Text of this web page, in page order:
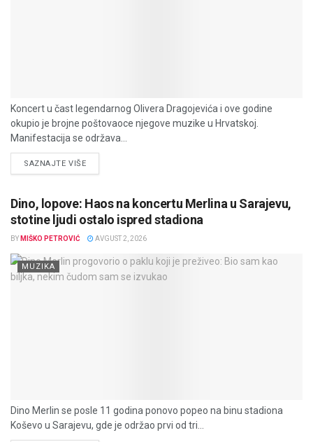
Koncert u čast legendarnog Olivera Dragojevića i ove godine
okupio je brojne poštovaoce njegove muzike u Hrvatskoj.
Manifestacija se održava...
SAZNAJTE VIŠEDETAILS
Dino, lopove: Haos na koncertu Merlina u Sarajevu,
stotine ljudi ostalo ispred stadiona
BY MIŠKO PETROVIĆ AVGUST 2, 2026
MUZIKA
Dino Merlin se posle 11 godina ponovo popeo na binu stadiona
Koševo u Sarajevu, gde je održao prvi od tri...